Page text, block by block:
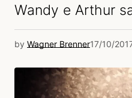
Wandy e Arthur
by Wagner Brenner17/10/